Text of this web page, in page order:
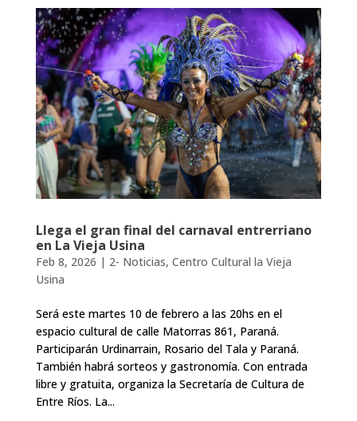
Llega el gran final del carnaval entrerriano
en La Vieja Usina
Feb 8, 2026 | 2- Noticias, Centro Cultural la Vieja
Usina
Será este martes 10 de febrero a las 20hs en el
espacio cultural de calle Matorras 861, Paraná.
Participarán Urdinarrain, Rosario del Tala y Paraná.
También habrá sorteos y gastronomía. Con entrada
libre y gratuita, organiza la Secretaría de Cultura de
Entre Ríos. La...